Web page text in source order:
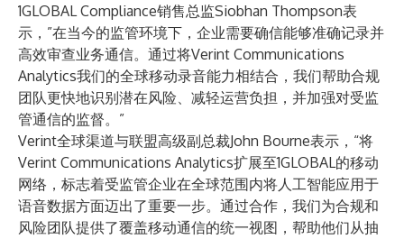
1GLOBAL Compliance销售总监Siobhan Thompson表
示，”在当今的监管环境下，企业需要确信能够准确记录并
高效审查业务通信。通过将Verint Communications
Analytics我们的全球移动录音能力相结合，我们帮助合规
团队更快地识别潜在风险、减轻运营负担，并加强对受监
管通信的监督。”
Verint全球渠道与联盟高级副总裁John Bourne表示，“将
Verint Communications Analytics扩展至1GLOBAL的移动
网络，标志着受监管企业在全球范围内将人工智能应用于
语音数据方面迈出了重要一步。通过合作，我们为合规和
风险团队提供了覆盖移动通信的统一视图，帮助他们从抽